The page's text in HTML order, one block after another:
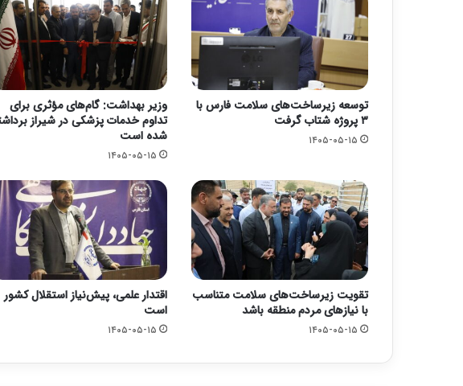
توسعه زیرساخت‌های سلامت فارس با
۳ پروژه شتاب گرفت
۱۴۰۵-۰۵-۱۵
وزیر بهداشت: گام‌های مؤثری برای
تداوم خدمات پزشکی در شیراز
شده است
۱۴۰۵-۰۵-۱۵
تقویت زیرساخت‌های سلامت متناسب
با نیازهای مردم منطقه باشد
۱۴۰۵-۰۵-۱۵
اقتدار علمی، پیش‌نیاز استقلال کشور
است
۱۴۰۵-۰۵-۱۵